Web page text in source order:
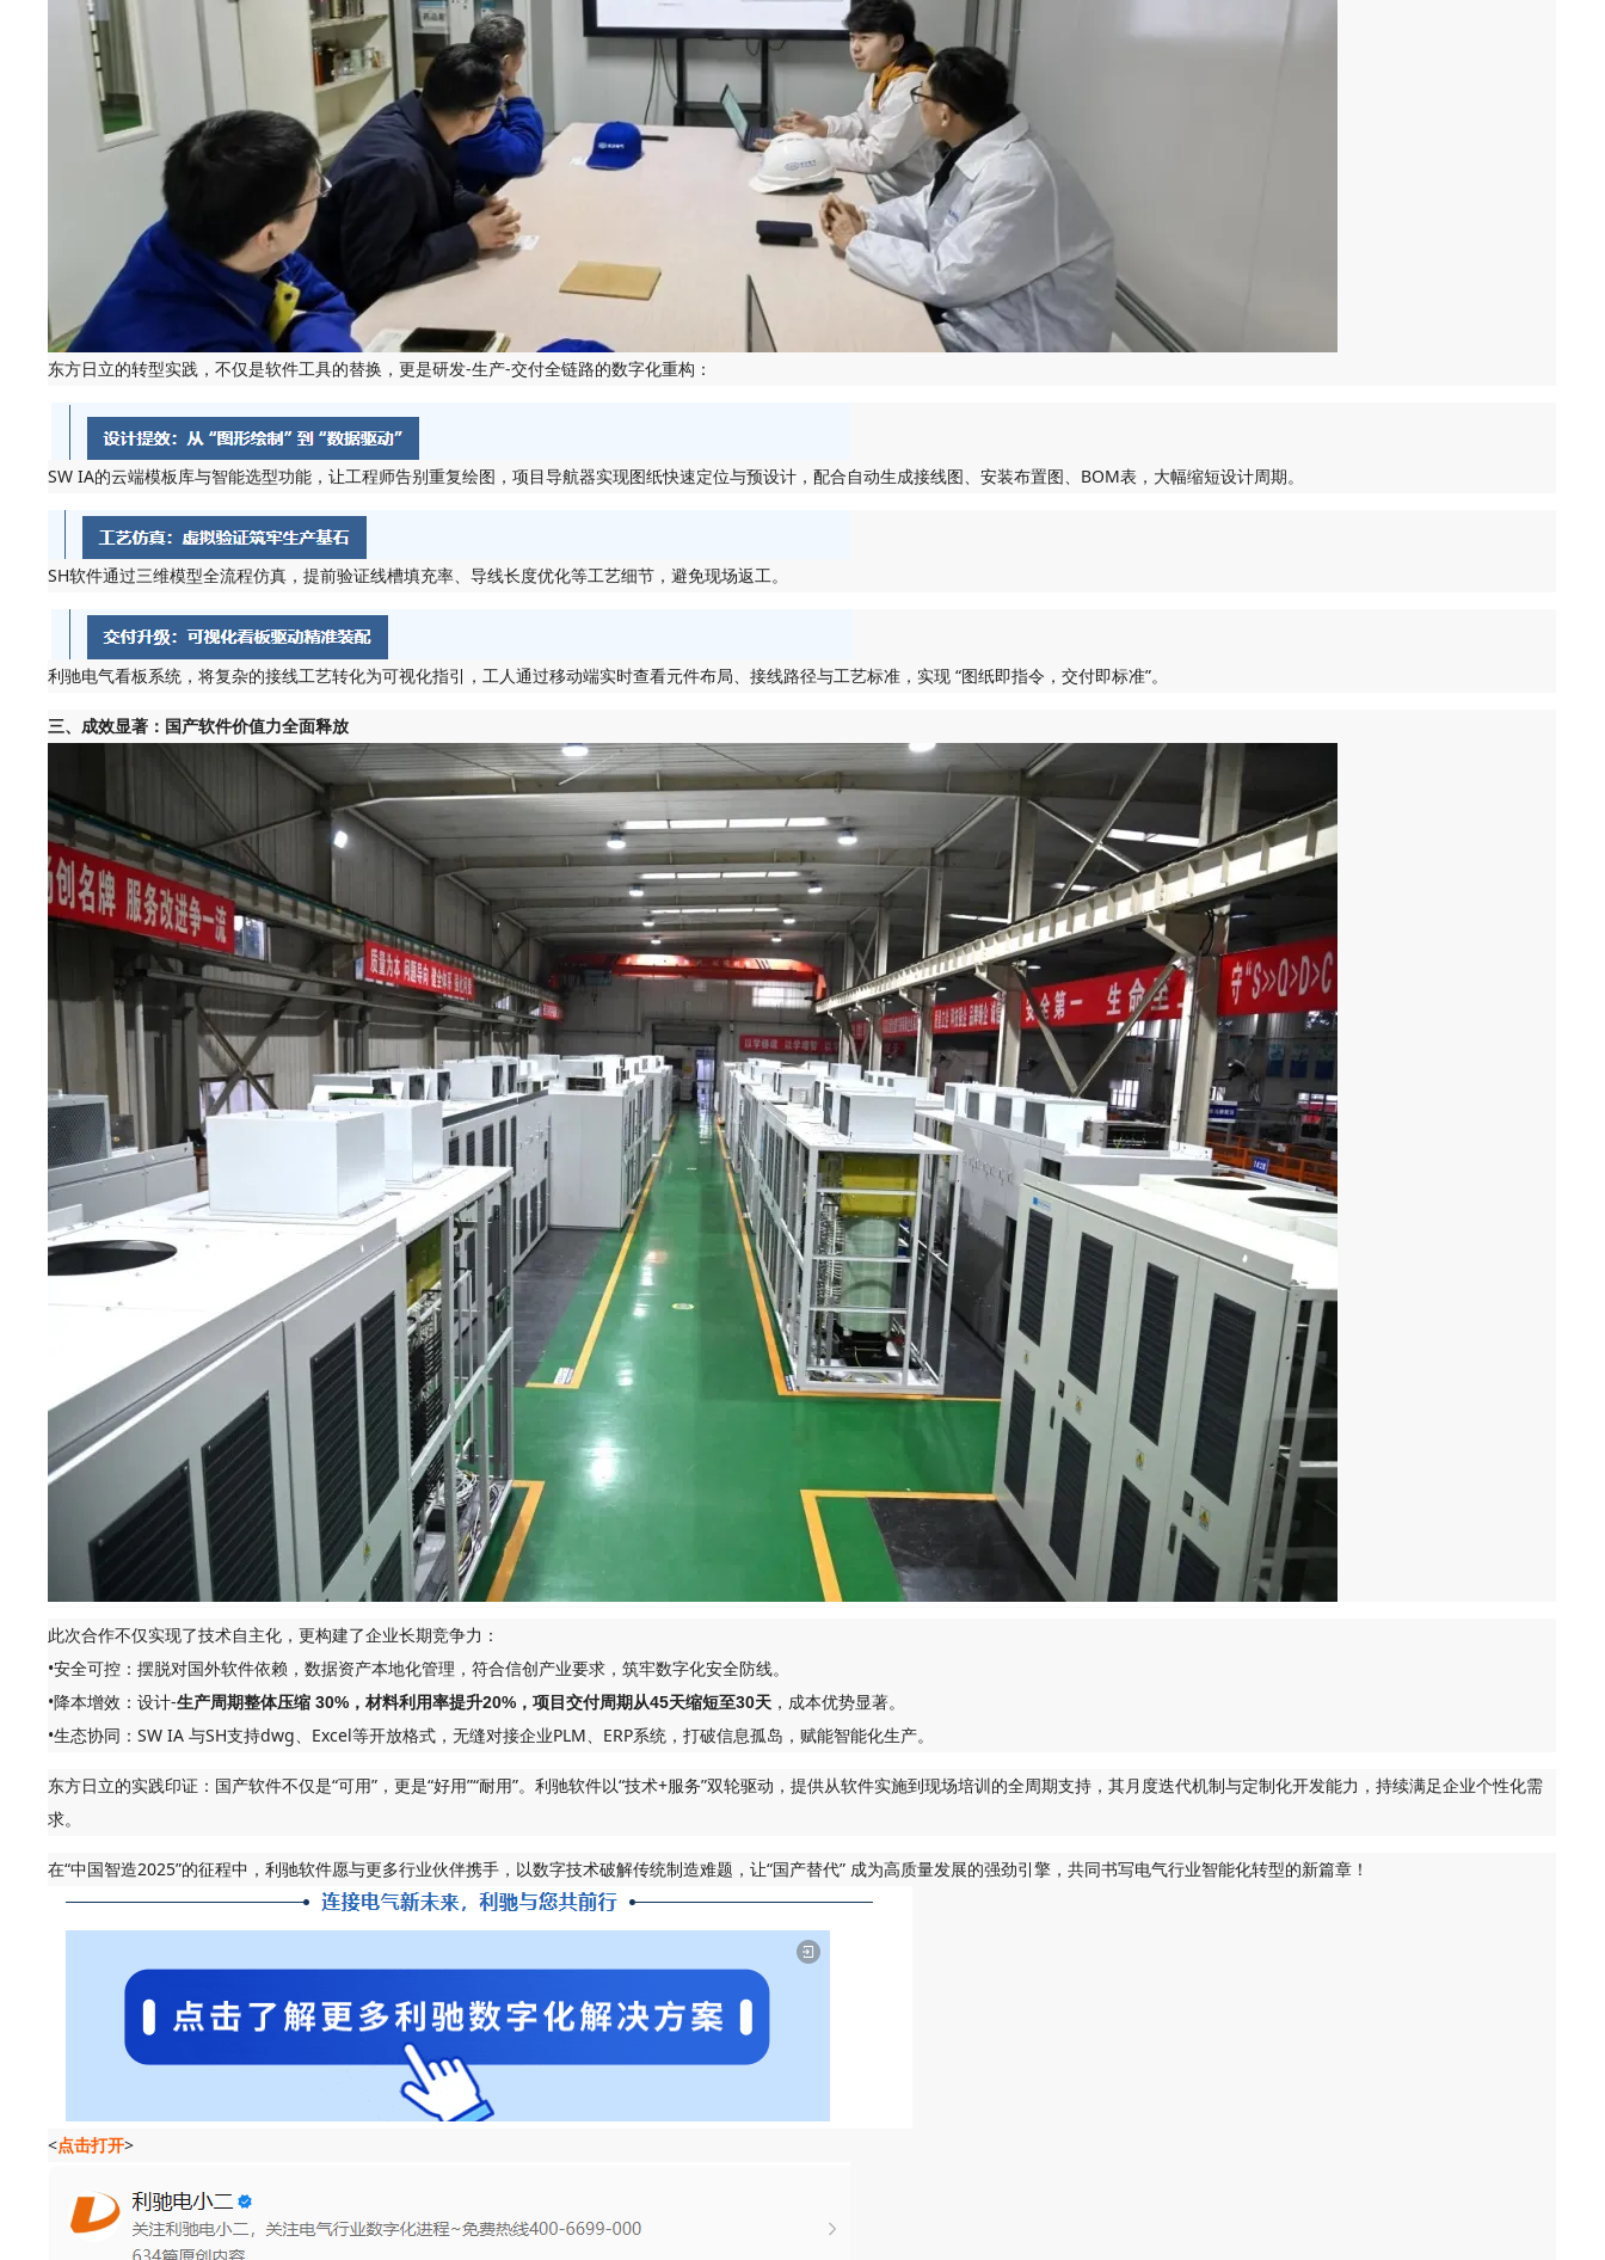
东方日立的转型实践，不仅是软件工具的替换，更是研发-生产-交付全链路的数字化重构：
SW IA的云端模板库与智能选型功能，让工程师告别重复绘图，项目导航器实现图纸快速定位与预设计，配合自动生成接线图、安装布置图、BOM表，大幅缩短设计周期。
SH软件通过三维模型全流程仿真，提前验证线槽填充率、导线长度优化等工艺细节，避免现场返工。
利驰电气看板系统，将复杂的接线工艺转化为可视化指引，工人通过移动端实时查看元件布局、接线路径与工艺标准，实现 “图纸即指令，交付即标准”。
三、成效显著：国产软件价值力全面释放
此次合作不仅实现了技术自主化，更构建了企业长期竞争力：
•安全可控：摆脱对国外软件依赖，数据资产本地化管理，符合信创产业要求，筑牢数字化安全防线。
•降本增效：设计-生产周期整体压缩 30%，材料利用率提升20%，项目交付周期从45天缩短至30天 ，成本优势显著。
•生态协同：SW IA 与SH支持dwg、Excel等开放格式，无缝对接企业PLM、ERP系统，打破信息孤岛，赋能智能化生产。
东方日立的实践印证：国产软件不仅是“可用”，更是“好用”“耐用”。利驰软件以“技术+服务”双轮驱动，提供从软件实施到现场培训的全周期支持，其月度迭代机制与定制化开发能力，持续满足企业个性化需
求。
在“中国智造2025”的征程中，利驰软件愿与更多行业伙伴携手，以数字技术破解传统制造难题，让“国产替代” 成为高质量发展的强劲引擎，共同书写电气行业智能化转型的新篇章！
<点击打开>